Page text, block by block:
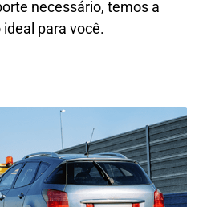
necessário, temos a
ideal para você.